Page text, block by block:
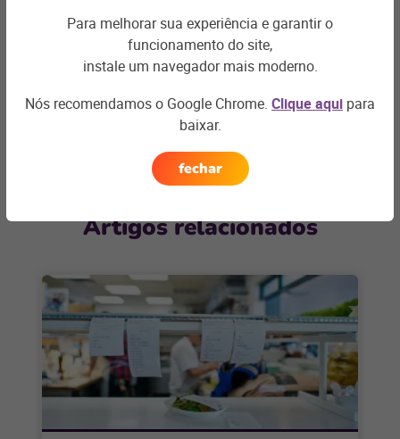
Podemos te ajudar com os desafios do seu negócio e
encontrar asolução ideal
Entre em contato
Artigos relacionados
Para melhorar sua experiência e garantir o
funcionamento do site,
instale um navegador mais moderno.
Nós recomendamos o Google Chrome. Clique aqui para
baixar.
fechar